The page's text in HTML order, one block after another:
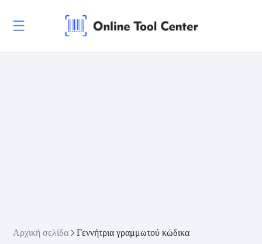
Αρχική σελίδα Γεννήτρια γραμμωτού κώδικα